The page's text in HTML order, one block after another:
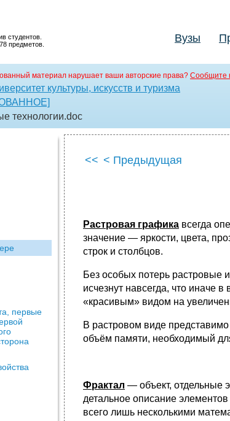
студентов.
предметов.
Вузы
материал нарушает ваши авторские права? Сообщите
культуры, искусств и туризма
технологии.doc
первые
<< < Предыдущая
Растровая графика всегда
значение — яркости, цвета,
строк и столбцов.
Без особых потерь растровые
исчезнут навсегда, что иначе
«красивым» видом на
В растровом виде
объём памяти, необходимый
Фрактал — объект, отдельные
детальное описание
всего лишь несколькими